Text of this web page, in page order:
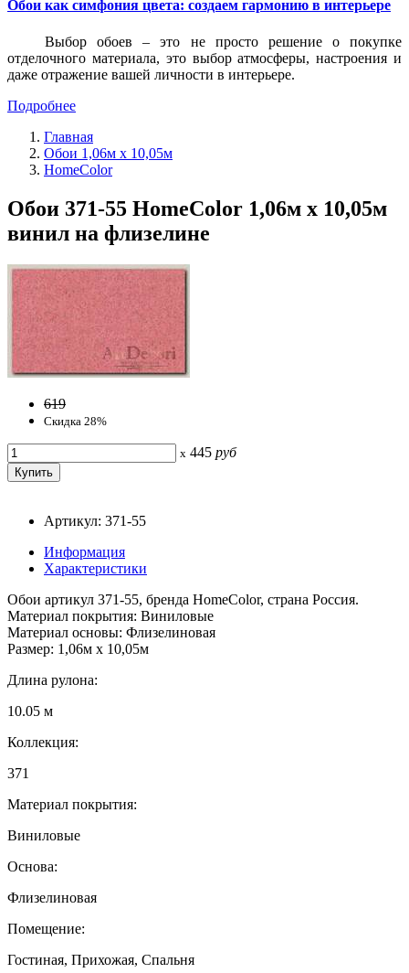
Обои как симфония цвета: создаем гармонию в интерьере
Выбор обоев – это не просто решение о покупке
отделочного материала, это выбор атмосферы, настроения и
даже отражение вашей личности в интерьере.
Подробнее
Главная
Обои 1,06м х 10,05м
HomeColor
Обои 371-55 HomeColor 1,06м х 10,05м
винил на флизелине
619
Скидка 28%
x 445 руб
Артикул: 371-55
Информация
Характеристики
Обои артикул 371-55, бренда HomeColor, страна Россия.
Материал покрытия: Виниловые
Материал основы: Флизелиновая
Размер: 1,06м х 10,05м
Длина рулона:
10.05 м
Коллекция:
371
Материал покрытия:
Виниловые
Основа:
Флизелиновая
Помещение:
Гостиная, Прихожая, Спальня